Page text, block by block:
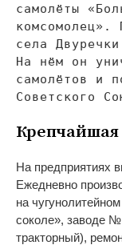
самолёты «
комсомолец» .
села
На
нём он
самолётов и
Советского
На предприятиях
Ежедневно
на
соколе», заводе №
тракторный),